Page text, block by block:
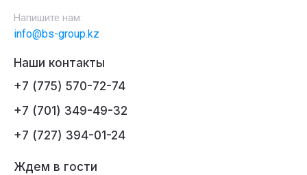
Наши контакты
+7 (775) 570-72-74
+7 (701) 349-49-32
+7 (727) 394-01-24
Напишите нам:
info@bs-group.kz
Ждем в гости